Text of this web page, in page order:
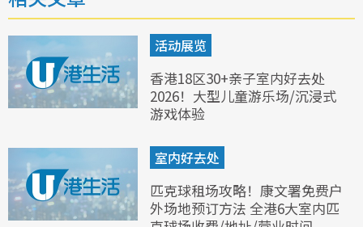
活动展览
香港18区30+亲子室内好去处
2026！大型儿童游乐场/沉浸式
游戏体验
室内好去处
匹克球租场攻略！康文署免费户
外场地预订方法 全港6大室内匹